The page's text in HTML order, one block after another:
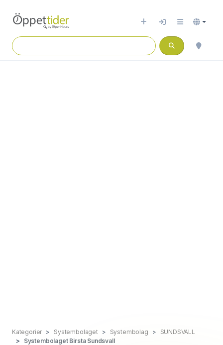
Kategorier Systembolaget Systembolag
SUNDSVALL
Systembolaget Birsta Sundsvall